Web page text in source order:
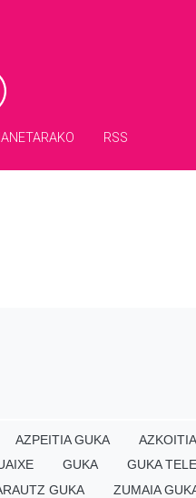
RSS
AZPEITIA GUKA
GUKA GUKA
GUKA ZUMAIA